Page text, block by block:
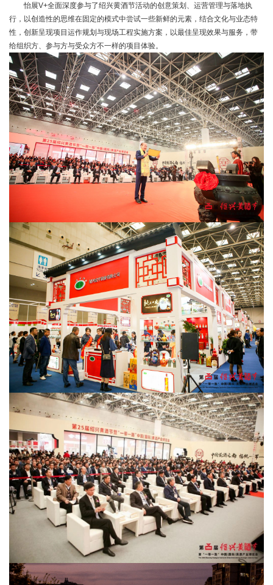
怡展V+全面深度参与了绍兴黄酒节活动的创意策划、运营管理与落地执
行，以创造性的思维在固定的模式中尝试一些新鲜的元素，结合文化与业态特
性，创新呈现项目运作规划与现场工程实施方案，以最佳呈现效果与服务，带
给组织方、参与方与受众方不一样的项目体验。